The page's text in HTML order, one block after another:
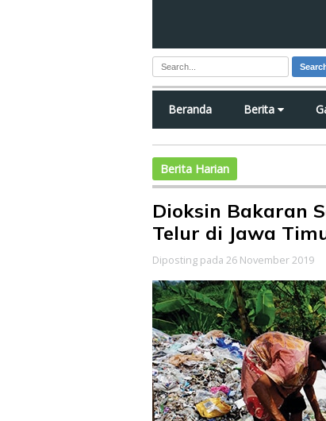
Beranda Berita
Berita Harian
Dioksin Bakaran
Telur di Jawa
Diposting pada 26 November 2019